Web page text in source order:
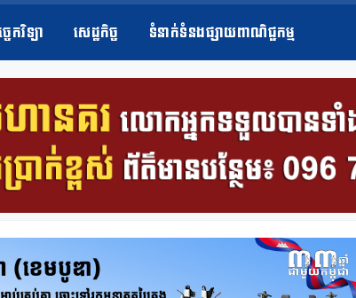
េកវិទ្យា សេដ្ឋកិច្ច ទំនាក់ទំនងផ្សាយពាណិជ្ជកម្ម